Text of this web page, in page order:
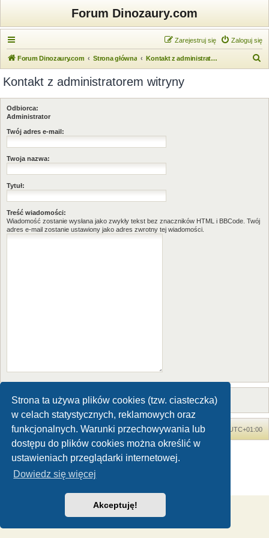
Strona ta używa plików cookies (tzw. ciasteczka)
w celach statystycznych, reklamowych oraz
funkcjonalnych. Warunki przechowywania lub
dostępu do plików cookies można określić w
ustawieniach przeglądarki internetowej.
Dowiedz się więcej
Akceptuję!
Forum Dinozaury.com
Zaloguj się
Zarejestruj się
Forum Dinozaury.com Strona główna Kontakt z administratorem witryny
k
Kontakt z administratorem witryny
Odbiorca:
Administrator
Twój adres e-mail:
Twoja nazwa:
Tytuł:
Treść wiadomości:
Wiadomość zostanie wysłana jako zwykły tekst bez znaczników HTML i BBCode. Twój
adres e-mail zostanie ustawiony jako adres zwrotny tej wiadomości.
Forum Dinozaury.com Strona główna Strefa czasowa UTC+01:00
Technologię dostarczaphpBB® Forum Software © phpBB Limited
Polski pakiet językowy dostarcza